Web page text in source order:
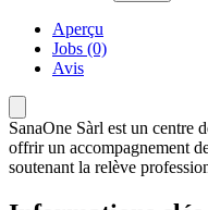
Aperçu
Jobs (0)
Avis
SanaOne Sàrl est un centre
offrir un accompagnement
soutenant la relève